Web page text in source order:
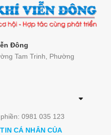
Đông
Tam Trinh, Phường
0981 035 123
CÁ NHÂN CỦA